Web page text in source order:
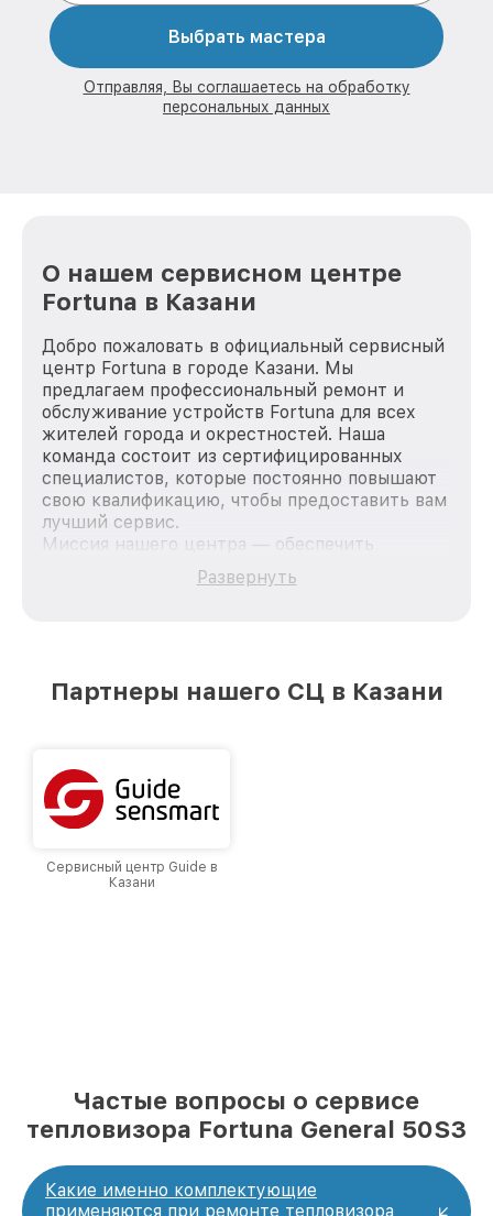
Выбрать мастера
Отправляя, Вы соглашаетесь на обработку
персональных данных
О нашем сервисном центре
Fortuna в Казани
Добро пожаловать в официальный сервисный
центр Fortuna в городе Казани. Мы
предлагаем профессиональный ремонт и
обслуживание устройств Fortuna для всех
жителей города и окрестностей. Наша
команда состоит из сертифицированных
специалистов, которые постоянно повышают
свою квалификацию, чтобы предоставить вам
лучший сервис.
Миссия нашего центра — обеспечить
качественный и доступный ремонт для
каждого пользователя продукции Fortuna, вне
лучшим сервисным центром Fortuna в городе
Развернуть
Партнеры нашего СЦ в Казани
Сервисный центр Guide в
Казани
Частые вопросы о сервисе
тепловизора Fortuna General 50S3
Какие именно комплектующие
применяются при ремонте тепловизора